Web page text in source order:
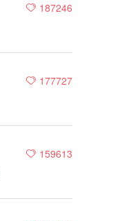
187246
177727
159613